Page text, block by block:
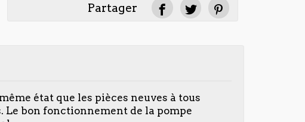
Partager
état que les pièces neuves à tous
Le bon fonctionnement de la pompe